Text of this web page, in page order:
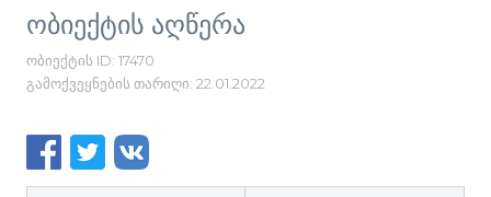
ობიექტის აღწერა
ობიექტის ID: 17470
გამოქვეყნების თარიღი: 22.01.2022